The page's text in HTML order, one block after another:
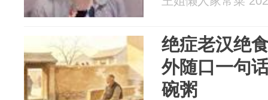
绝症老汉绝
外随口一句
碗粥